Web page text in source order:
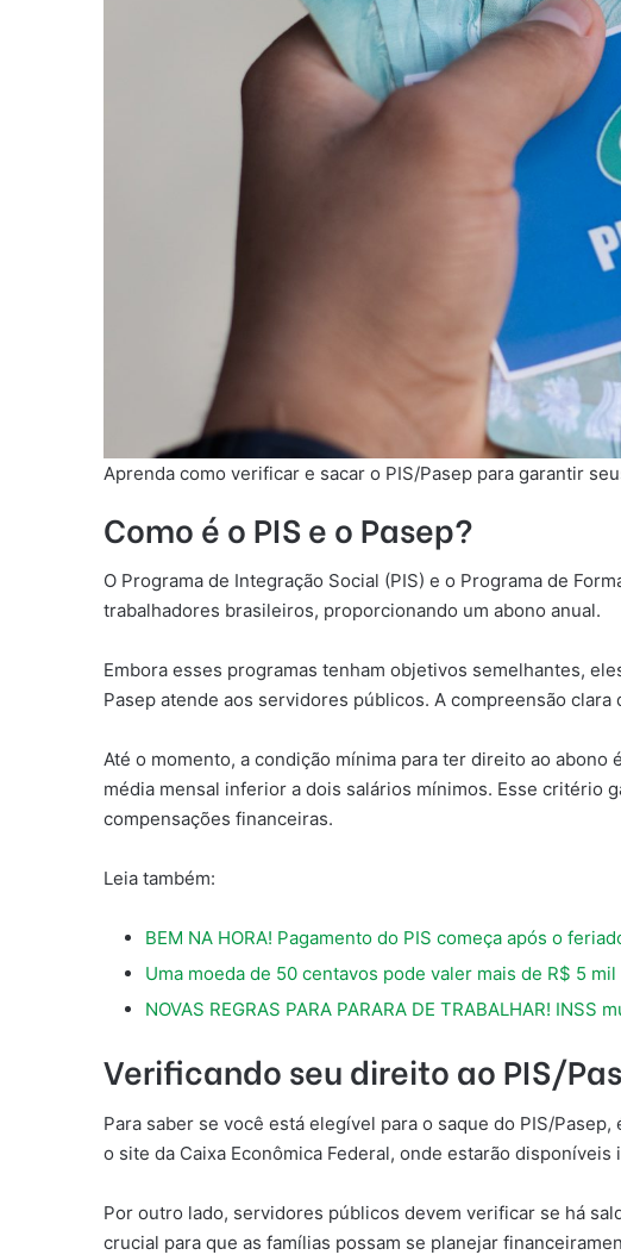
Aprenda como verificar e sacar o PIS/Pasep para garantir
Como é o PIS e o Pasep?
O Programa de Integração Social (PIS) e o Programa de
trabalhadores brasileiros, proporcionando um abono anual.
Embora esses programas tenham objetivos semelhantes,
Pasep atende aos servidores públicos. A compreensão
Até o momento, a condição mínima para ter direito ao
média mensal inferior a dois salários mínimos. Esse critério
compensações financeiras.
Leia também:
BEM NA HORA! Pagamento do PIS começa após o
Uma moeda de 50 centavos pode valer mais de R$ 5
NOVAS REGRAS PARA PARARA DE TRABALHAR!
Verificando seu direito ao PIS/
Para saber se você está elegível para o saque do PIS/
o site da Caixa Econômica Federal, onde estarão
Por outro lado, servidores públicos devem verificar se há
crucial para que as famílias possam se planejar